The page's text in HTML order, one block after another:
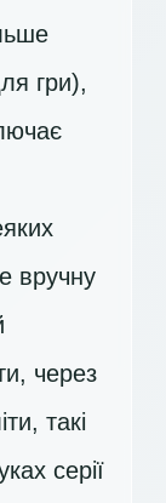
гри),
вручну
через
такі
серії